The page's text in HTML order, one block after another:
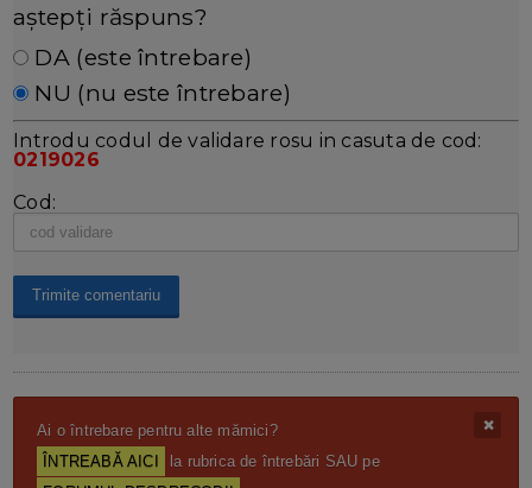
aștepți răspuns?
DA (este întrebare)
NU (nu este întrebare)
Introdu codul de validare rosu in casuta de cod:
0219026
Cod:
Ai o întrebare pentru alte mămici?
ÎNTREABĂ AICI
la rubrica de întrebări SAU pe